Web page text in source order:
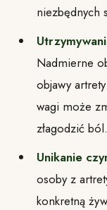
niezbędnych
Nadmierne
objawy
wagi może
złagodzić ból.
Unikanie
osoby z
konkretną